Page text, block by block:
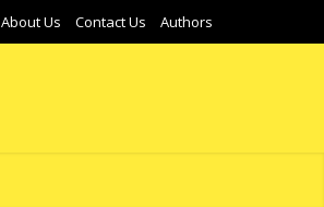
About Us Contact Us Authors